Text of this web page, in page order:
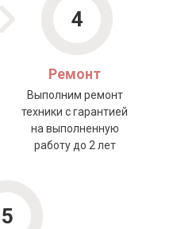
4
5
Ремонт
Выполним ремонт
техники с гарантией
на выполненную
работу до 2 лет